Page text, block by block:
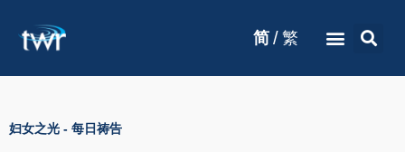
简 / 繁
妇女之光 - 每日祷告